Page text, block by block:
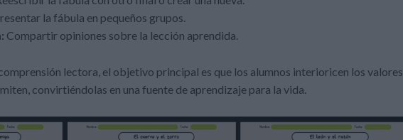
la fábula en pequeños grupos.
Compartir opiniones sobre la lección aprendida.
lectora, el objetivo principal es que los alumnos interioricen los valores
convirtiéndolas en una fuente de aprendizaje para la vida.